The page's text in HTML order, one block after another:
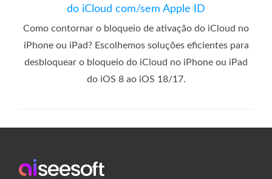
do iCloud com/sem Apple ID
Como contornar o bloqueio de ativação do iCloud no
iPhone ou iPad? Escolhemos soluções eficientes para
desbloquear o bloqueio do iCloud no iPhone ou iPad
do iOS 8 ao iOS 18/17.